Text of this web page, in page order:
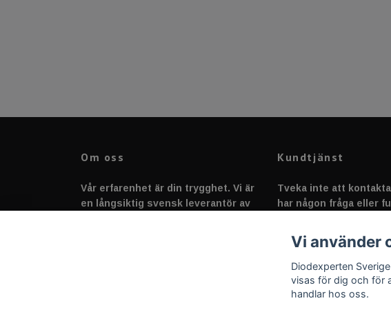
Om oss
Vår erfarenhet är din trygghet. Vi är
en långsiktig svensk leverantör av
Kundtjänst
Tveka inte att
har någon fråga eller
Vi använder
Diodexperten
visas för dig och för
handlar hos oss.